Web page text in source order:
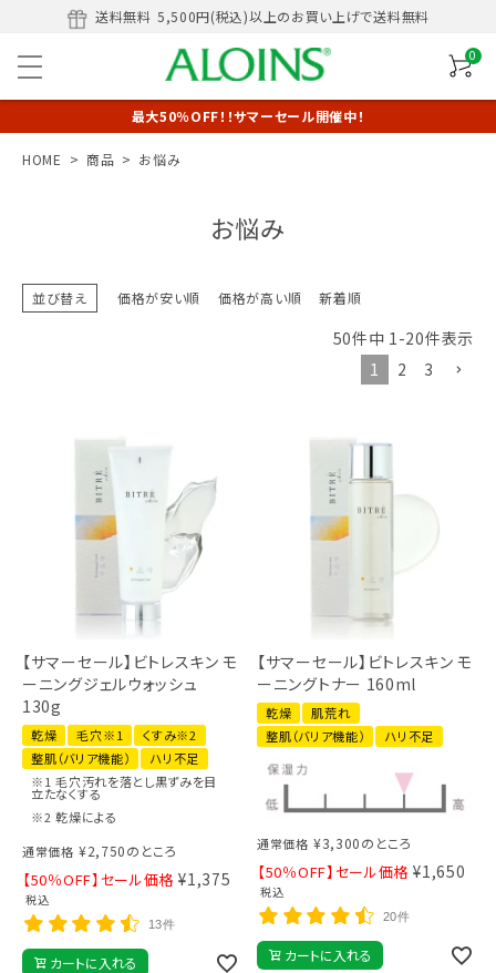
送料無料 5,500円(税込)以上のお買い上げで送料無料
0
最大50％OFF！！サマーセール開催中！
HOME 商品 お悩み
お悩み
並び替え 価格が安い順 価格が高い順 新着順
50件中 1-20件表示
1
2 3
【サマーセール】ビトレスキン モ
ーニングジェルウォッシュ
130g
乾燥 毛穴※1
くすみ※2
整肌（バリア機能）
ハリ不足
※1 毛穴汚れを落とし黒ずみを目
立たなくする
※2 乾燥による
通常価格 ¥2,750のところ
【50％OFF】セール価格 ¥1,375
税込
13件
カートに入れる
【サマーセール】ビトレスキン モ
ーニングトナー 160ml
乾燥
肌荒れ
整肌（バリア機能）
ハリ不足
通常価格 ¥3,300のところ
【50％OFF】セール価格 ¥1,650
税込
20件
カートに入れる